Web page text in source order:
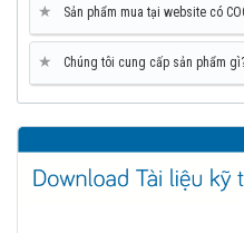
★ Sản phẩm mua tại website có
★ Chúng tôi cung cấp sản phẩm